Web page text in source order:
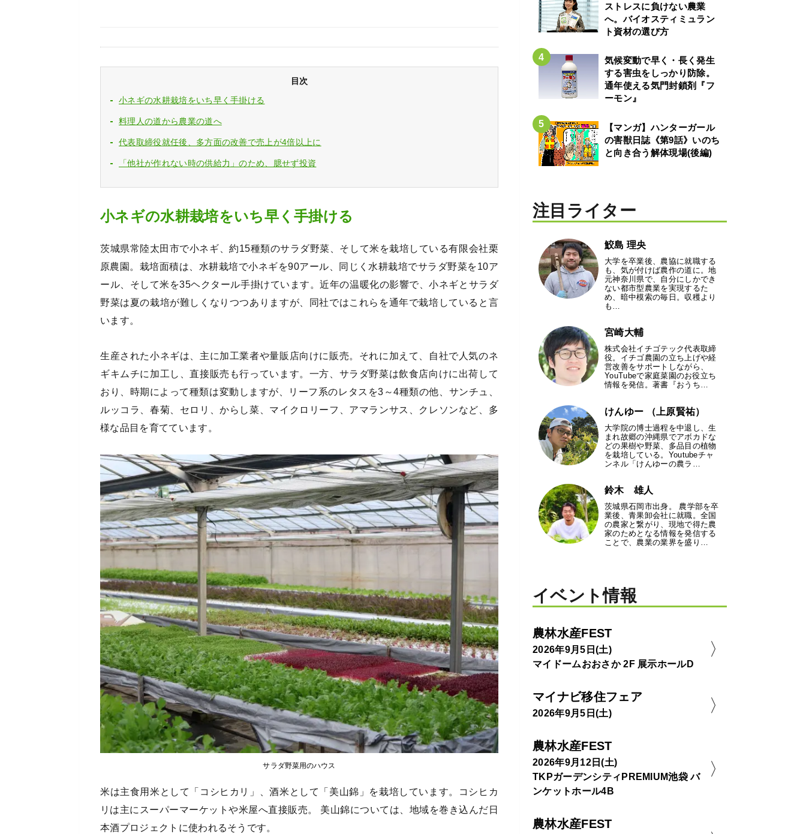
目次
小ネギの水耕栽培をいち早く手掛ける
料理人の道から農業の道へ
代表取締役就任後、多方面の改善で売上が4倍以上に
「他社が作れない時の供給力」のため、臆せず投資
小ネギの水耕栽培をいち早く手掛ける
茨城県常陸太田市で小ネギ、約15種類のサラダ野菜、そして米を栽培している有限会社栗
原農園。栽培面積は、水耕栽培で小ネギを90アール、同じく水耕栽培でサラダ野菜を10ア
ール、そして米を35ヘクタール手掛けています。近年の温暖化の影響で、小ネギとサラダ
野菜は夏の栽培が難しくなりつつありますが、同社ではこれらを通年で栽培していると言
います。
生産された小ネギは、主に加工業者や量販店向けに販売。それに加えて、自社で人気のネ
ギキムチに加工し、直接販売も行っています。一方、サラダ野菜は飲食店向けに出荷して
おり、時期によって種類は変動しますが、リーフ系のレタスを3～4種類の他、サンチュ、
ルッコラ、春菊、セロリ、からし菜、マイクロリーフ、アマランサス、クレソンなど、多
様な品目を育てています。
サラダ野菜用のハウス
米は主食用米として「コシヒカリ」、酒米として「美山錦」を栽培しています。コシヒカ
リは主にスーパーマーケットや米屋へ直接販売。 美山錦については、地域を巻き込んだ日
本酒プロジェクトに使われるそうです。
ストレスに負けない農業
へ。バイオスティミュラン
ト資材の選び方
気候変動で早く・長く発生
する害虫をしっかり防除。
通年使える気門封鎖剤『フ
ーモン』
【マンガ】ハンターガール
の害獣日誌《第9話》いのち
と向き合う解体現場(後編)
注目ライター
鮫島 理央
大学を卒業後、農協に就職する
も、気が付けば農作の道に。地
元神奈川県で、自分にしかでき
ない都市型農業を実現するた
め、暗中模索の毎日。収穫より
も…
宮崎大輔
株式会社イチゴテック代表取締
役。イチゴ農園の立ち上げや経
営改善をサポートしながら、
YouTubeで家庭菜園のお役立ち
情報を発信。著書『おうち…
けんゆー （上原賢祐）
大学院の博士過程を中退し、生
まれ故郷の沖縄県でアボカドな
どの果樹や野菜、多品目の植物
を栽培している。Youtubeチャ
ンネル「けんゆーの農ラ…
鈴木 雄人
茨城県石岡市出身。 農学部を卒
業後、青果卸会社に就職。全国
の農家と繋がり、現地で得た農
家のためとなる情報を発信する
ことで、農業の業界を盛り…
イベント情報
農林水産FEST
2026年9月5日(土)
マイドームおおさか 2F 展示ホールD
マイナビ移住フェア
2026年9月5日(土)
農林水産FEST
2026年9月12日(土)
TKPガーデンシティPREMIUM池袋 バ
ンケットホール4B
農林水産FEST